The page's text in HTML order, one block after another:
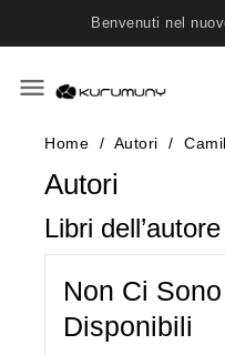
Benvenuti nel
menu
Home Autori
Autori
Libri
Non Ci
Disponibili